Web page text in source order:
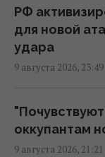
Зачем
удары по
назвали цель
10:25 понедельник,
Мадяр
Крыму в 7
09:47 понедельник,
РФ
для новой
удара
9 августа 2026, 23:49
оккупантам
9 августа 2026, 21:21